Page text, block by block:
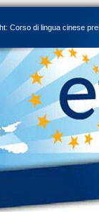
Corso di lingua cinese